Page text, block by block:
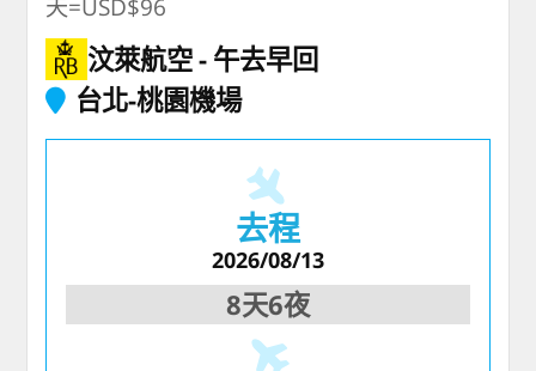
天=USD$96
汶萊航空 午去早回
台北-桃園機場
去程
2026/08/13
8天6夜